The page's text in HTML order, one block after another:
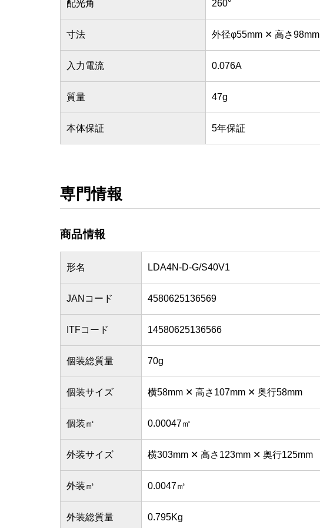
配光角 260°
寸法 外径φ55mm ✕ 高さ98mm
入力電流 0.076A
質量 47g
本体保証 5年保証
専門情報
商品情報
形名 LDA4N-D-G/S40V1
JANコード 4580625136569
ITFコード 14580625136566
個装総質量 70g
個装サイズ 横58mm ✕ 高さ107mm ✕ 奥行58mm
個装㎥ 0.00047㎥
外装サイズ 横303mm ✕ 高さ123mm ✕ 奥行125mm
外装㎥ 0.0047㎥
外装総質量 0.795Kg